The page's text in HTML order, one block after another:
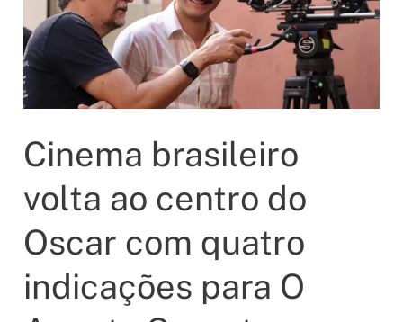
nova
diretoria
em
assembleia
em
Cinema brasileiro
volta ao centro do
Oscar com quatro
indicações para O